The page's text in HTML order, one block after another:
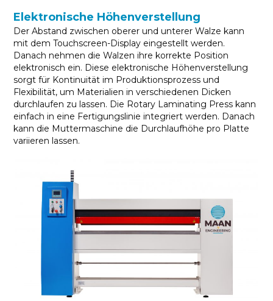
Elektronische Höhenverstellung
Der Abstand zwischen oberer und unterer Walze kann
mit dem Touchscreen-Display eingestellt werden.
Danach nehmen die Walzen ihre korrekte Position
elektronisch ein. Diese elektronische Höhenverstellung
sorgt für Kontinuität im Produktionsprozess und
Flexibilität, um Materialien in verschiedenen Dicken
durchlaufen zu lassen. Die Rotary Laminating Press kann
einfach in eine Fertigungslinie integriert werden. Danach
kann die Muttermaschine die Durchlaufhöhe pro Platte
variieren lassen.